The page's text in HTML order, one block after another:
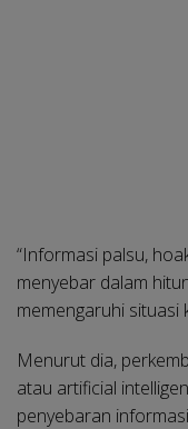
“Informasi palsu,
menyebar dalam
memengaruhi situasi
Menurut dia,
atau artificial
penyebaran